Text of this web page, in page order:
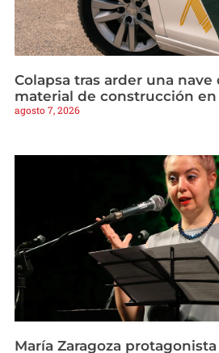
Colapsa tras arder una
material de construcción
agosto 7, 2026
María Zaragoza